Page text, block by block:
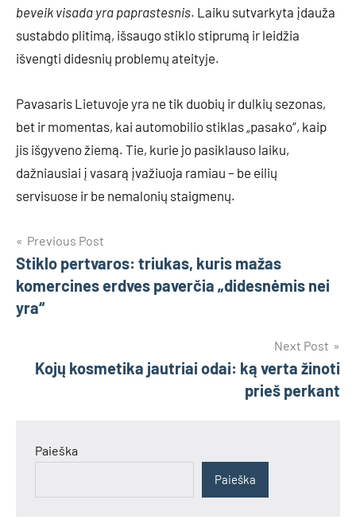
beveik visada yra paprastesnis. Laiku sutvarkyta įdauža
sustabdo plitimą, išsaugo stiklo stiprumą ir leidžia
išvengti didesnių problemų ateityje.
Pavasaris Lietuvoje yra ne tik duobių ir dulkių sezonas,
bet ir momentas, kai automobilio stiklas „pasako“, kaip
jis išgyveno žiemą. Tie, kurie jo pasiklauso laiku,
dažniausiai į vasarą įvažiuoja ramiau – be eilių
servisuose ir be nemalonių staigmenų.
Navigacija
tarp
įrašų
Previous Post
Stiklo pertvaros: triukas, kuris mažas
komercines erdves paverčia „didesnėmis nei
yra“
Next Post
Kojų kosmetika jautriai odai: ką verta žinoti
prieš perkant
Paieška
Paieška